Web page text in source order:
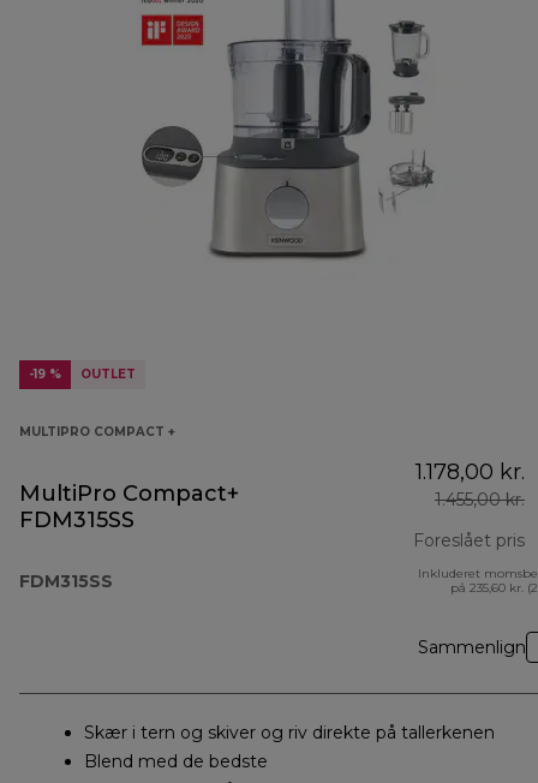
-19 % OUTLET
MULTIPRO COMPACT +
MultiPro Compact+
FDM315SS
FDM315SS
1.178,00 kr.
1.455,00 kr.
Foreslået pris
Inkluderet
på 235,60 kr.
Sammenlign
Skær i tern og skiver og riv direkte på tallerkenen
Blend med de bedste